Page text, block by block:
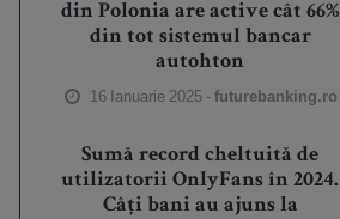
din Polonia are active cât 66%
din tot sistemul bancar
autohton
16 Ianuarie 2025 -futurebanking.ro
Sumă record cheltuită de
utilizatorii OnlyFans în 2024.
Câți bani au ajuns la